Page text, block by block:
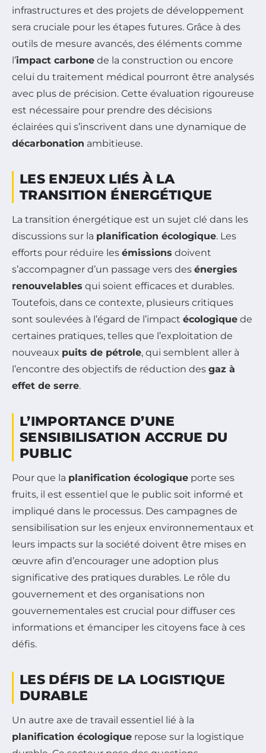
infrastructures et des projets de développement
sera cruciale pour les étapes futures. Grâce à des
outils de mesure avancés, des éléments comme
l’impact carbone de la construction ou encore
celui du traitement médical pourront être analysés
avec plus de précision. Cette évaluation rigoureuse
est nécessaire pour prendre des décisions
éclairées qui s’inscrivent dans une dynamique de
décarbonation ambitieuse.
LES ENJEUX LIÉS À LA
TRANSITION ÉNERGÉTIQUE
La transition énergétique est un sujet clé dans les
discussions sur la planification écologique. Les
efforts pour réduire les émissions doivent
s’accompagner d’un passage vers des énergies
renouvelables qui soient efficaces et durables.
Toutefois, dans ce contexte, plusieurs critiques
sont soulevées à l’égard de l’impact écologique de
certaines pratiques, telles que l’exploitation de
nouveaux puits de pétrole, qui semblent aller à
l’encontre des objectifs de réduction des gaz à
effet de serre.
L’IMPORTANCE D’UNE
SENSIBILISATION ACCRUE DU
PUBLIC
Pour que la planification écologique porte ses
fruits, il est essentiel que le public soit informé et
impliqué dans le processus. Des campagnes de
sensibilisation sur les enjeux environnementaux et
leurs impacts sur la société doivent être mises en
œuvre afin d’encourager une adoption plus
significative des pratiques durables. Le rôle du
gouvernement et des organisations non
gouvernementales est crucial pour diffuser ces
informations et émanciper les citoyens face à ces
défis.
LES DÉFIS DE LA LOGISTIQUE
DURABLE
Un autre axe de travail essentiel lié à la
planification écologique repose sur la logistique